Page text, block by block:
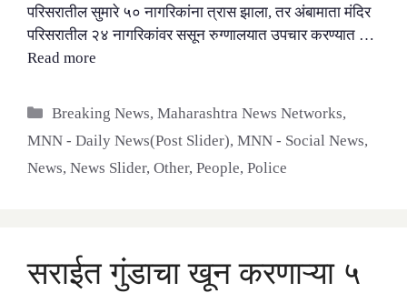
परिसरातील सुमारे ५० नागरिकांना त्रास झाला, तर अंबामाता मंदिर
परिसरातील २४ नागरिकांवर ससून रुग्णालयात उपचार करण्यात …
Read more
Categories
Breaking News,Maharashtra News Networks,
MNN - Daily News(Post Slider), MNN - Social News,
News, News Slider, Other, People, Police
सराईत गुंडाचा खून करणाऱ्या ५